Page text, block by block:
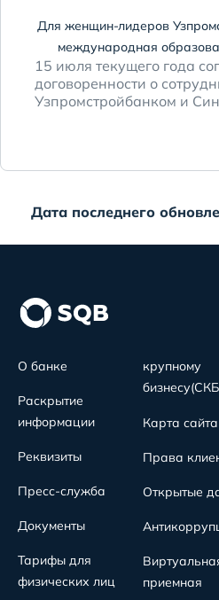
Для женщин-лидеров
международная
15 июля текущего года
договоренности о
Узпромстройбанком и
Дата последнего
О банке
Раскрытие
информации
Реквизиты
Пресс-служба
Документы
Тарифы для
физических лиц
крупному
Карта сайта
Права
Открытые
приемная